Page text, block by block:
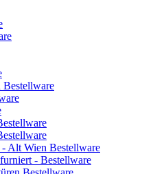
Bestellware
Alt Wien Bestellware
- Bestellware